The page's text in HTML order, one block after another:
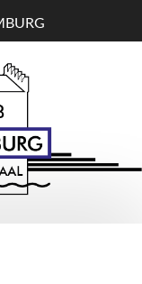
im Taubertal